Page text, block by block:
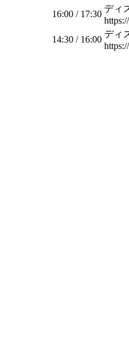
16:00 / 17:30
ディ
14:30 / 16:00
ディ